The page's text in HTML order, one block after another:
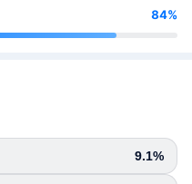
84%
9.1%